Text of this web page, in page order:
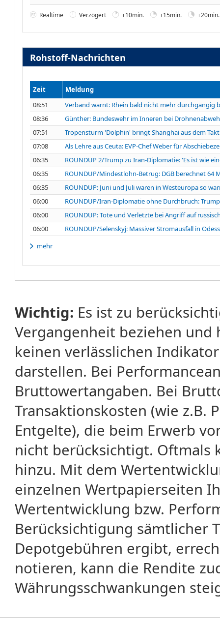
Realtime Verzögert +10min. +15min. +20min.
Rohstoff-Nachrichten
Zeit
Meldung
08:51
Verband warnt: Rhein bald nicht mehr durchgängig
08:36
Günther: Bundeswehr im Inneren bei
07:51
Tropensturm 'Dolphin' bringt Shanghai aus dem Takt
07:08
Als Lehre aus Ceuta: EVP-Chef Weber für
06:35
ROUNDUP 2/Trump zu Iran-Diplomatie: 'Es ist wie
06:35
ROUNDUP/Mindestlohn-Betrug: DGB berechnet 64
06:35
ROUNDUP: Juni und Juli waren in Westeuropa so
06:00
ROUNDUP/Iran-Diplomatie ohne Durchbruch:
06:00
ROUNDUP: Tote und Verletzte bei Angriff auf
06:00
ROUNDUP/Selenskyj: Massiver Stromausfall in
mehr
Wichtig: Es ist zu
Vergangenheit beziehen
keinen verlässlichen
darstellen. Bei
Bruttowertangaben. Bei
Transaktionskosten (wie z.B.
Entgelte), die beim Erwerb
nicht berücksichtigt. Oftmals
hinzu. Mit dem
einzelnen Wertpapierseiten
Wertentwicklung bzw.
Berücksichtigung sämtlicher
Depotgebühren ergibt,
notieren, kann die Rendite
Währungsschwankungen